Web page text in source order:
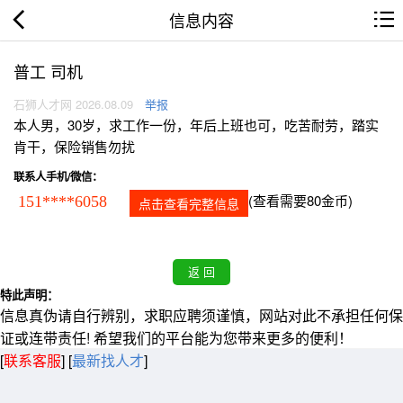
信息内容
普工 司机
石狮人才网 2026.08.09 举报
本人男，30岁，求工作一份，年后上班也可，吃苦耐劳，踏实
肯干，保险销售勿扰
联系人手机/微信：
151****6058 点击查看完整信息 (查看需要80金币)
特此声明：
信息真伪请自行辨别，求职应聘须谨慎，网站对此不承担任何保
证或连带责任! 希望我们的平台能为您带来更多的便利！
[联系客服] [最新找人才]